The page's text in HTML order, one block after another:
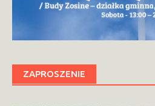
ZAPROSZENIE